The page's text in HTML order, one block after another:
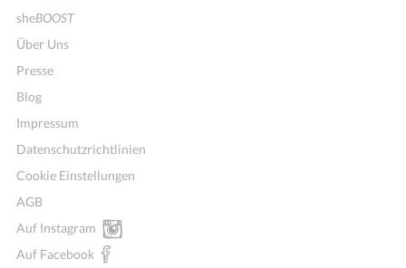
Mitglieder für Vereine, Initiativen
sheBOOST
Über Uns
Presse
Blog
Impressum
Datenschutzrichtlinien
Cookie Einstellungen
AGB
Auf Instagram
Auf Facebook